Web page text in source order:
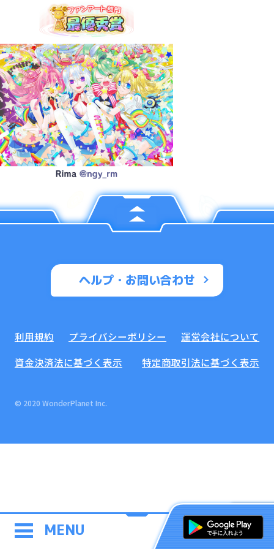
MENU
ヘルプ・お問い合わせ
利用規約 プライバシーポリシー
運営会社について
資金決済法に基づく表示
特定商取引法に基づく表示
© 2020 WonderPlanet Inc.